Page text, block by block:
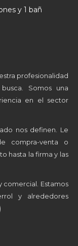
y 1 baños en
profesionalidad
Somos una
en el sector
nos definen. Le
compra-venta o
hasta la firma y las
Estamos
y alrededores